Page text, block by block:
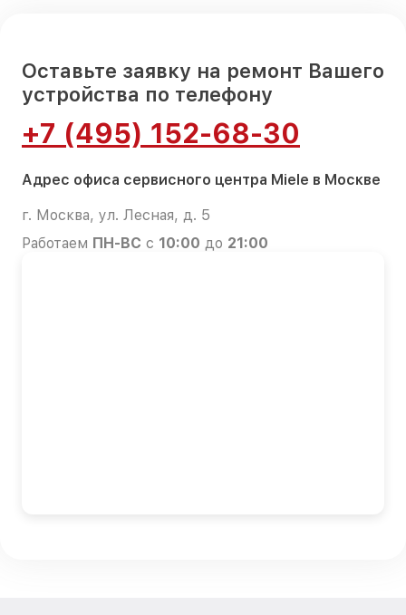
Оставьте заявку на ремонт Вашего
устройства по телефону
+7 (495) 152-68-30
Адрес офиса сервисного центра Miele в Москве
г. Москва, ул. Лесная, д. 5
Работаем ПН-ВС с 10:00 до 21:00